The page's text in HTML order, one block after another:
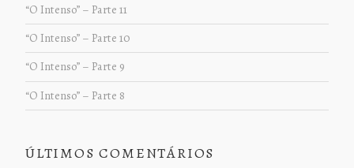
“O Intenso” – Parte 11
“O Intenso” – Parte 10
“O Intenso” – Parte 9
“O Intenso” – Parte 8
ÚLTIMOS COMENTÁRIOS